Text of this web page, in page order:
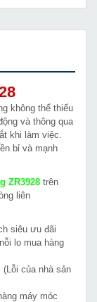
không thể thiếu
và thông qua
khi làm việc.
bỉ và mạnh
ZR3928 trên
liên
siêu ưu đãi
lo mua hàng
(Lỗi của nhà sản
máy móc